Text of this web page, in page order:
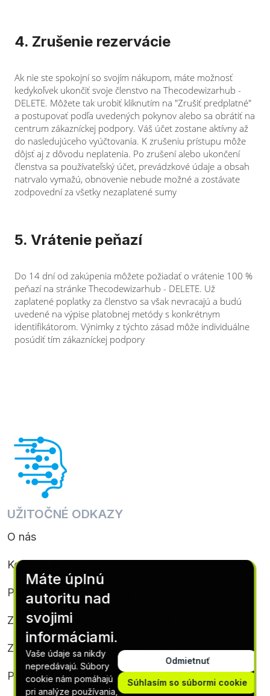
4. Zrušenie rezervácie
Ak nie ste spokojní so svojím nákupom, máte možnosť
kedykoľvek ukončiť svoje členstvo na Thecodewizarhub -
DELETE. Môžete tak urobiť kliknutím na "Zrušiť predplatné"
a postupovať podľa uvedených pokynov alebo sa obrátiť na
centrum zákazníckej podpory. Váš účet zostane aktívny až
do nasledujúceho vyúčtovania. K zrušeniu prístupu môže
dôjsť aj z dôvodu neplatenia. Po zrušení alebo ukončení
členstva sa používateľský účet, prevádzkové údaje a obsah
natrvalo vymažú, obnovenie nebude možné a zostávate
zodpovední za všetky nezaplatené sumy
5. Vrátenie peňazí
Do 14 dní od zakúpenia môžete požiadať o vrátenie 100 %
peňazí na stránke Thecodewizarhub - DELETE. Už
zaplatené poplatky za členstvo sa však nevracajú a budú
uvedené na výpise platobnej metódy s konkrétnym
identifikátorom. Výnimky z týchto zásad môže individuálne
posúdiť tím zákazníckej podpory
UŽITOČNÉ ODKAZY
O nás
Kontaktujte nás
Podmienky & Podmienky
Zásady používania súborov cookie
Zásady ochrany osobných údajov
Podmienky predplatného
Máte úplnú
autoritu nad
svojimi
informáciami.
Vaše údaje sa nikdy
nepredávajú. Súbory
cookie nám pomáhajú
pri analýze používania,
Odmietnuť
Súhlasím so súbormi cookie